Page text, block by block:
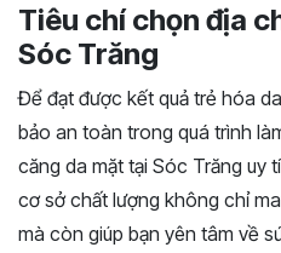
Tiêu chí chọn địa
Sóc Trăng
Để đạt được kết quả trẻ hóa
bảo an toàn trong quá trình
căng da mặt tại Sóc Trăng uy
cơ sở chất lượng không chỉ
mà còn giúp bạn yên tâm về